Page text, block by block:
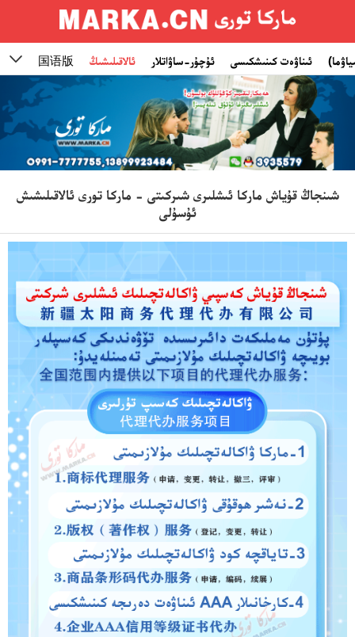
 ئىناۋەت كىنىشكىسى ئۇچۇر-ساۋاتلار ئالاقىلىشىڭ 国语版
شىنجاڭ قۇياش ماركا ئىشلىرى شىركىتى - ماركا تورى ئالاقىلىشىش
ئۇسۇلى